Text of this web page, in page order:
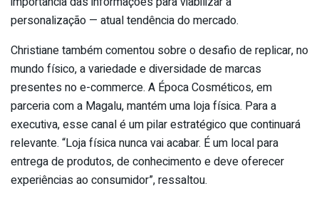
personalização — atual tendência do mercado.
Christiane também comentou sobre o desafio de replicar, no
mundo físico, a variedade e diversidade de marcas
presentes no e-commerce. A Época Cosméticos, em
parceria com a Magalu, mantém uma loja física. Para a
executiva, esse canal é um pilar estratégico que continuará
relevante. “Loja física nunca vai acabar. É um local para
entrega de produtos, de conhecimento e deve oferecer
experiências ao consumidor”, ressaltou.